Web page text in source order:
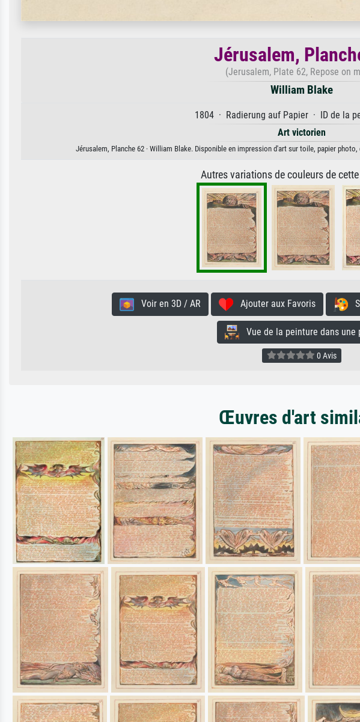
Jérusalem,
(Jerusalem, Plate 62, Repose on
William Blake
1804 · Radierung auf Papier · ID de la
Art victorien
Jérusalem, Planche 62 · William Blake. Disponible en impression d'art sur toile, papier
Autres variations de couleurs de
Voir en 3D / AR Ajouter aux Favoris
Vue de la peinture dans une
0 Avis
Œuvres d'art